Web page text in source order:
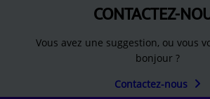
CONTACTEZ-
Vous avez une suggestion, ou vous
bonjour ?
Contactez-nous